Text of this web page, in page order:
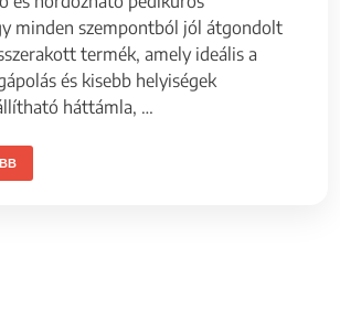
minden szempontból jól átgondolt
termék, amely ideális a
és kisebb helyiségek
háttámla, …